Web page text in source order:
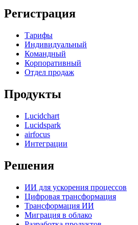
Регистрация
Тарифы
Индивидуальный
Командный
Корпоративный
Отдел продаж
Продукты
Lucidchart
Lucidspark
airfocus
Интеграции
Решения
ИИ для ускорения процессов
Цифровая трансформация
Трансформация ИИ
Миграция в облако